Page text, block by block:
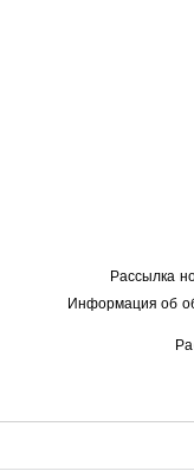
Рассылка
Информация об